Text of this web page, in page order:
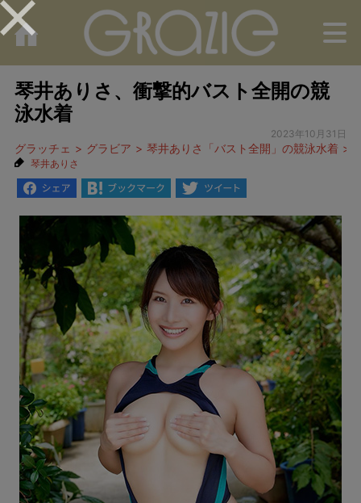
琴井ありさ、衝撃的バスト全開の競
泳水着
2023年10月31日
グラッチェ グラビア 琴井ありさ「バスト全開」の競泳水着
琴井ありさ